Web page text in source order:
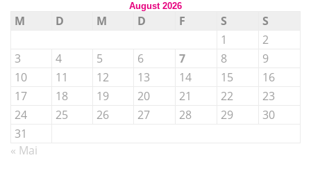
August 2026
M D M D F S
S
1
2
3
4 5 6 7 8
9
10
11 12 13 14 15
16
17
18 19 20 21 22
23
24
25 26 27 28 29
30
31
« Mai